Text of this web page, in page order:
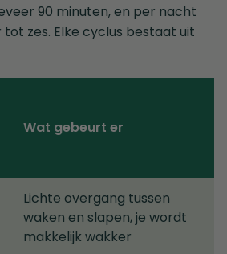
90 minuten, en per nacht
tot zes. Elke cyclus bestaat uit
Wat gebeurt er
Lichte overgang tussen
waken en slapen, je wordt
makkelijk wakker